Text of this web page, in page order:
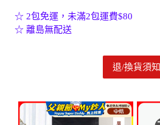
☆ 2包免運，未滿2包運費$80
☆ 離島無配送
退/換貨須知